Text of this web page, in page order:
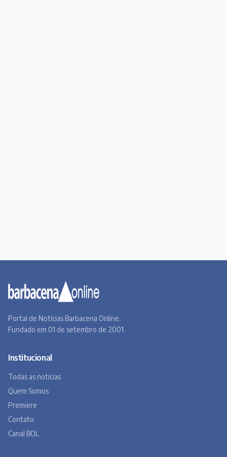
Portal de Notícias Barbacena Online.
Fundado em 01 de setembro de 2001.
Institucional
Todas as notícias
Quem Somos
Premiere
Contato
Canal BOL